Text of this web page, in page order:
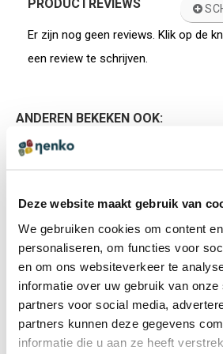
Deze website maakt gebruik van
We gebruiken cookies om content
personaliseren, om functies voor
en om ons websiteverkeer te
informatie over uw gebruik van onze
partners voor social media,
partners kunnen deze gegevens
informatie die u aan ze heeft
PRODUCTREVIEWS
Er zijn nog geen reviews. Klik op de
een review te schrijven.
ANDEREN BEKEKEN OOK:
€ 17,50 incl. BTW
€ 14,46 excl. BTW
Werpdoekjes